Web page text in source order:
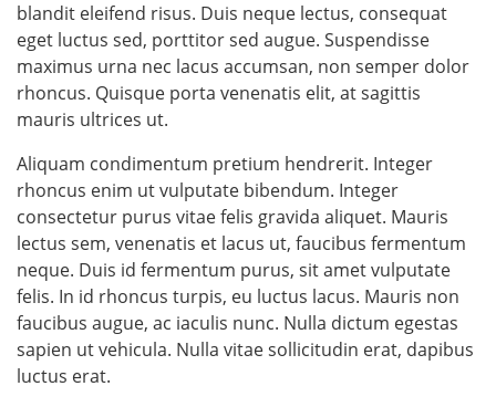
blandit eleifend risus. Duis neque lectus, consequat
eget luctus sed, porttitor sed augue. Suspendisse
maximus urna nec lacus accumsan, non semper dolor
rhoncus. Quisque porta venenatis elit, at sagittis
mauris ultrices ut.
Aliquam condimentum pretium hendrerit. Integer
rhoncus enim ut vulputate bibendum. Integer
consectetur purus vitae felis gravida aliquet. Mauris
lectus sem, venenatis et lacus ut, faucibus fermentum
neque. Duis id fermentum purus, sit amet vulputate
felis. In id rhoncus turpis, eu luctus lacus. Mauris non
faucibus augue, ac iaculis nunc. Nulla dictum egestas
sapien ut vehicula. Nulla vitae sollicitudin erat, dapibus
luctus erat.